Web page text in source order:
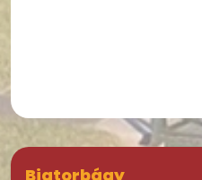
Biatorbágy